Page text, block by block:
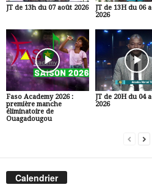
JT de 13h du 07 août 2026
JT de 13H du 06
2026
Faso Academy 2026 :
première manche
éliminatoire de
Ouagadougou
JT de 20H du 04
2026
Calendrier